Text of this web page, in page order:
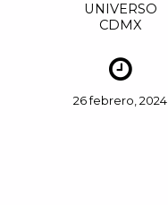
UNIVERSO
CDMX
26 febrero, 2024